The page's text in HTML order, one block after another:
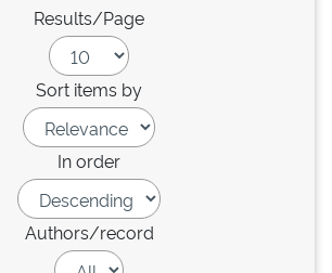
Results/Page
Sort items by
In order
Authors/record